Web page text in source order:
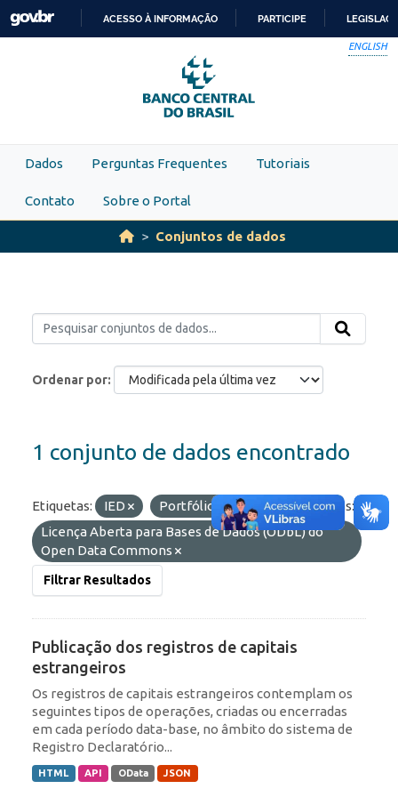
Skip to main content
PARA
O
CONTEÚDO
ACESSO À INFORMAÇÃO PARTICIPE
ENGLISH
Dados Perguntas Frequentes Tutoriais
Contato Sobre o Portal
Conjuntos de dados
Ordenar por
1 conjunto de dados encontrado
Etiquetas: IED Portfólio ROF
Licenças:
Licença Aberta para Bases de Dados (ODbL) do
Open Data Commons
Filtrar Resultados
Publicação dos registros de capitais
estrangeiros
Os registros de capitais estrangeiros contemplam os
seguintes tipos de operações, criadas ou encerradas
em cada período data-base, no âmbito do sistema de
Registro Declaratório...
HTML API OData JSON